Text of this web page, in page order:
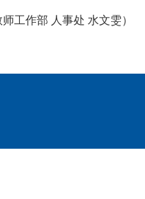
师工作部 人事处 水文雯）